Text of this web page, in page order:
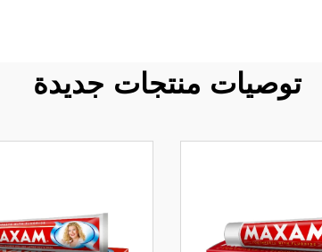
توصيات منتجات جديدة